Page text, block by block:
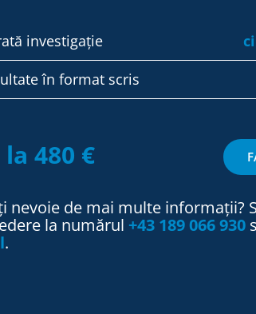
investigație
în format scris
480 €
nevoie de mai multe informații?
la numărul +43 189 066 930
.